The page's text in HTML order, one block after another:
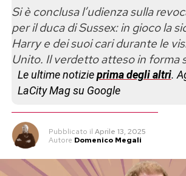
Si è conclusa l’udienza sulla
per il duca di Sussex: in gioco la
Harry e dei suoi cari durante le
Unito. Il verdetto atteso in forma
Le ultime notizieprima degli altri.
LaCity Mag su Google
Pubblicato il Aprile 13, 2025
Autore Domenico Megali